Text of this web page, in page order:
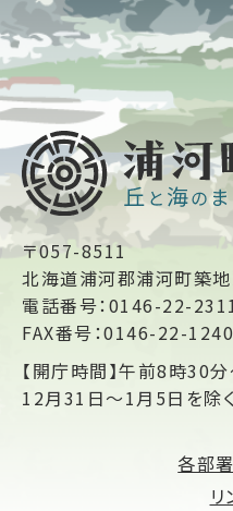
〒057-8511
北海道浦河郡浦河町築
電話番号：0146-22-
FAX番号：0146-22-1240
【開庁時間】午前8時30
12月31日～1月5日を除く
各部
リ